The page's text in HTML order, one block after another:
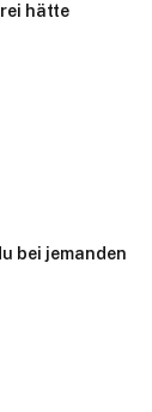
hätte
bei jemanden